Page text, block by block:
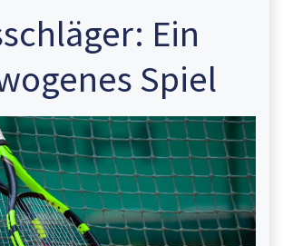
Ein
Spiel